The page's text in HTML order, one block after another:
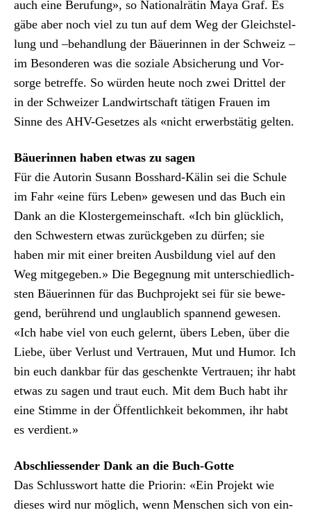
auch eine Beru­fung», so Nation­al­rätin Maya Graf. Es
gäbe aber noch viel zu tun auf dem Weg der Gle­ich­stel­
lung und –behand­lung der Bäuerin­nen in der Schweiz –
im Beson­deren was die soziale Absicherung und Vor­
sorge betr­e­ffe. So wür­den heute noch zwei Drit­tel der
in der Schweiz­er Land­wirtschaft täti­gen Frauen im
Sinne des AHV-Geset­zes als «nicht erwerb­stätig gel­ten.
Bäuerin­nen haben etwas zu sagen
Für die Autorin Susann Bosshard-Kälin sei die Schule
im Fahr «eine fürs Leben» gewe­sen und das Buch ein
Dank an die Klosterge­mein­schaft. «Ich bin glück­lich,
den Schwest­ern etwas zurück­geben zu dür­fen; sie
haben mir mit ein­er bre­it­en Aus­bil­dung viel auf den
Weg mit­gegeben.» Die Begeg­nung mit unter­schiedlich­
sten Bäuerin­nen für das Buch­pro­jekt sei für sie bewe­
gend, berührend und unglaublich span­nend gewe­sen.
«Ich habe viel von euch gel­ernt, übers Leben, über die
Liebe, über Ver­lust und Ver­trauen, Mut und Humor. Ich
bin euch dankbar für das geschenk­te Ver­trauen; ihr habt
etwas zu sagen und traut euch. Mit dem Buch habt ihr
eine Stimme in der Öffentlichkeit bekom­men, ihr habt
es ver­di­ent.»
Abschliessender Dank an die Buch-Gotte
Das Schluss­wort hat­te die Pri­or­in: «Ein Pro­jekt wie
dieses wird nur möglich, wenn Men­schen sich von ein­